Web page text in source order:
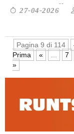
27-04-2026
Pagina 9 di 114
Prima
« 7
»